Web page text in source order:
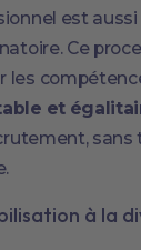
est
Ce
les
et
sans
à la